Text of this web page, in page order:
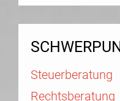
Steuerberatung
Rechtsberatung